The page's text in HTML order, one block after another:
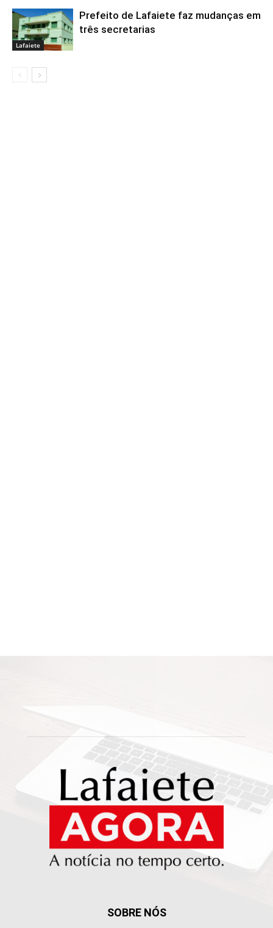
Lafaiete
Prefeito de Lafaiete faz mudanças em
três secretarias
SOBRE NÓS